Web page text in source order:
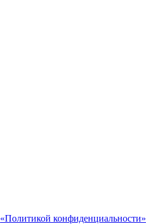
«Политикой конфиденциальности»